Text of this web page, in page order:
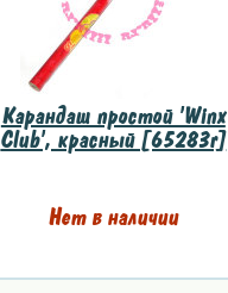
Карандаш простой 'Winx
Club', красный [65283r]
Нет в наличии